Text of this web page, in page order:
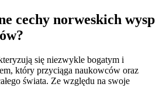
cechy norweskich wysp
się niezwykle bogatym i
który przyciąga naukowców oraz
świata. Ze względu na swoje